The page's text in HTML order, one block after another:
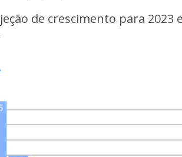
de crescimento para 2023